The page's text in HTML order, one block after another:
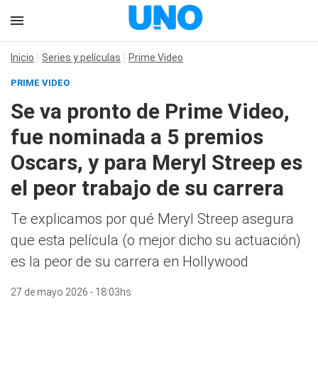
Inicio Series y películas Prime Video
PRIME VIDEO
Se va pronto de Prime Video,
fue nominada a 5 premios
Oscars, y para Meryl Streep es
el peor trabajo de su carrera
Te explicamos por qué Meryl Streep asegura
que esta película (o mejor dicho su actuación)
es la peor de su carrera en Hollywood
27 de mayo 2026 - 18:03hs